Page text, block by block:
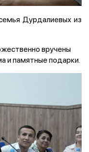
Дурдалиевых из
вручены
и памятные подарки.